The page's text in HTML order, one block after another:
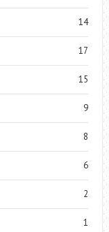
14
17
15
9
8
6
2
1